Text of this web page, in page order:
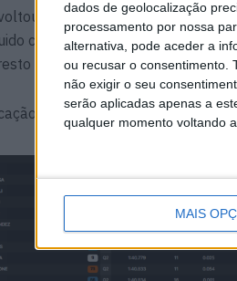
dados de geolocalização
processamento por nossa
alternativa, pode aceder a
ou recusar o consentimento.
não exigir o seu
serão aplicadas apenas a
qualquer momento voltando
MAIS
a dominar em números no
colocar várias motos entre os
do fim de semana em Le
geral PR de Moto3: